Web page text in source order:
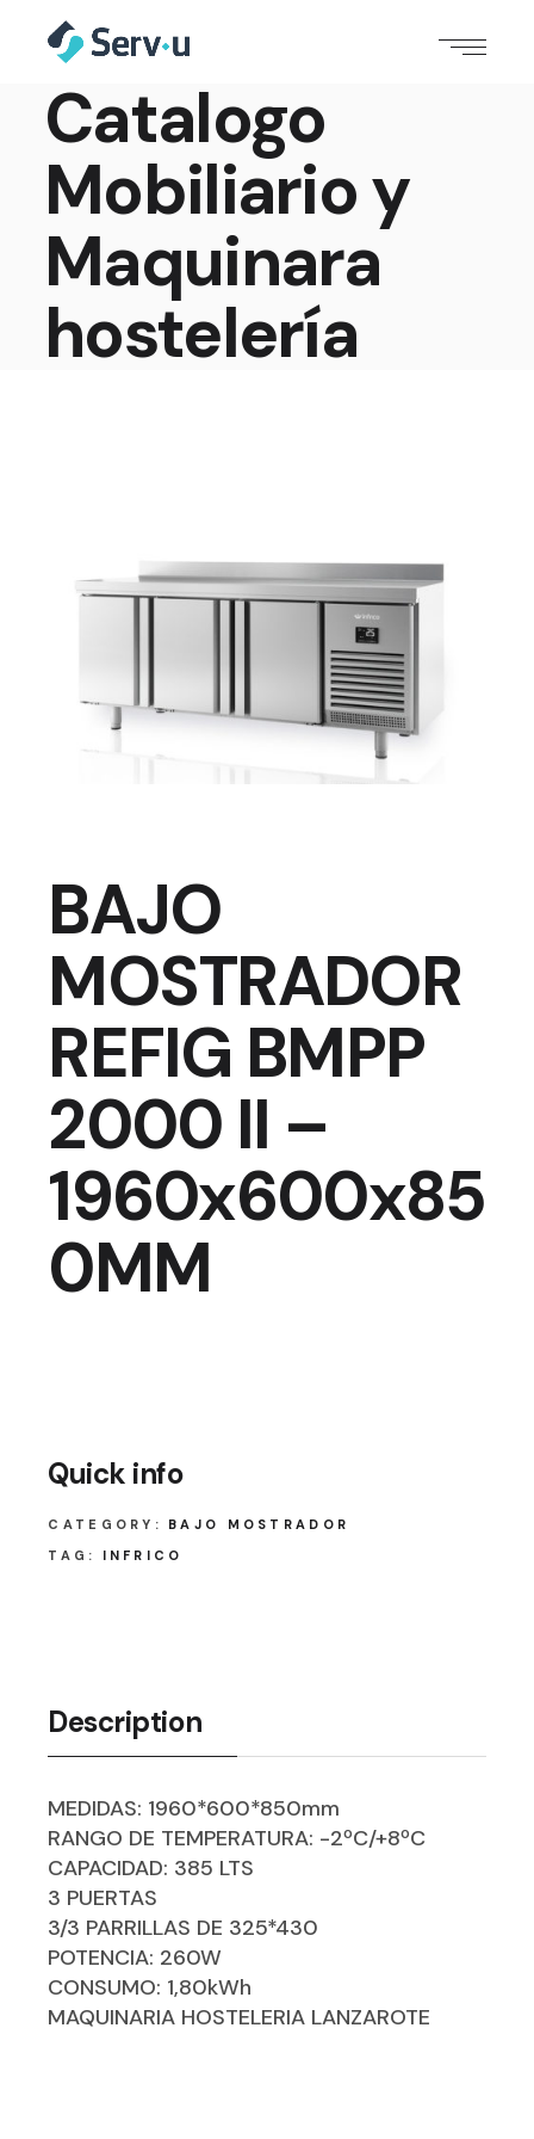
Catalogo
Mobiliario y
Maquinara
hostelería
BAJO
MOSTRADOR
REFIG BMPP
2000 II –
1960x600x85
0MM
Quick info
CATEGORY:
BAJO MOSTRADOR
TAG:
INFRICO
Description
MEDIDAS: 1960*600*850mm
RANGO DE TEMPERATURA: -2ºC/+8ºC
CAPACIDAD: 385 LTS
3 PUERTAS
3/3 PARRILLAS DE 325*430
POTENCIA: 260W
CONSUMO: 1,80kWh
MAQUINARIA HOSTELERIA LANZAROTE